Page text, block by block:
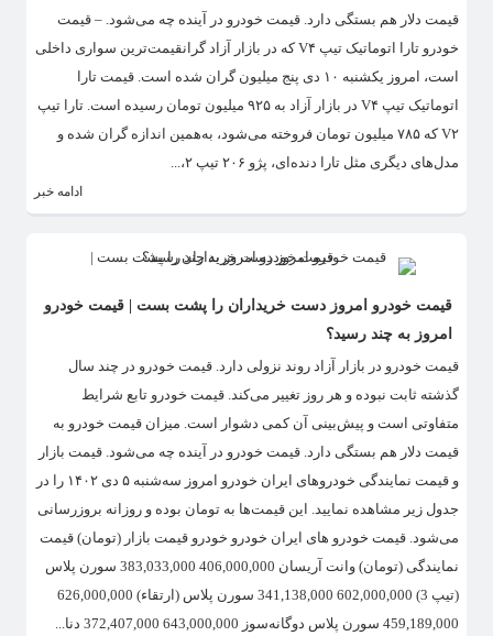
قیمت دلار هم بستگی دارد. قیمت خودرو در آینده چه می‌شود. – قیمت
خودرو تارا اتوماتیک تیپ V۴ که در بازار آزاد گرانقیمت‌ترین سواری داخلی
است، امروز یکشنبه ۱۰ دی پنج میلیون گران شده است. قیمت تارا
اتوماتیک تیپ V۴ در بازار آزاد به ۹۲۵ میلیون تومان رسیده است. تارا تیپ
V۲ که ۷۸۵ میلیون تومان فروخته می‌شود، به‌همین اندازه گران شده و
مدل‌های دیگری مثل تارا دنده‌ای، پژو ۲۰۶ تیپ ۲،...
ادامه خبر
قیمت خودرو امروز دست خریداران را پشت بست | قیمت خودرو
امروز به چند رسید؟
قیمت خودرو در بازار آزاد روند نزولی دارد. قیمت خودرو در چند سال
گذشته ثابت نبوده و هر روز تغییر می‌کند. قیمت خودرو تابع شرایط
متفاوتی است و پیش‌بینی آن کمی دشوار است. میزان قیمت خودرو به
قیمت دلار هم بستگی دارد. قیمت خودرو در آینده چه می‌شود. قیمت بازار
و قیمت نمایندگی خودرو‌های ایران خودرو امروز سه‌شنبه ۵ دی ۱۴۰۲ را در
جدول زیر مشاهده نمایید. این قیمت‌ها به تومان بوده و روزانه بروزرسانی
می‌شود. قیمت خودرو های ایران خودرو خودرو قیمت بازار (تومان) قیمت
نمایندگی (تومان) وانت آریسان 406,000,000 383,033,000 سورن پلاس
(تیپ 3) 602,000,000 341,138,000 سورن پلاس (ارتقاء) 626,000,000
459,189,000 سورن پلاس دوگانه‌سوز 643,000,000 372,407,000 دنا...